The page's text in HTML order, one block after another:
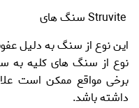
این نوع از سنگبه دلیل
نوع از سنگ های کلیه به
برخی مواقع ممکن است
داشته باشد.